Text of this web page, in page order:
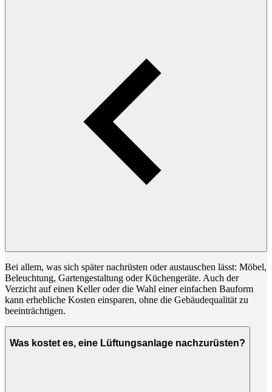
Bei allem, was sich später nachrüsten oder austauschen lässt: Möbel,
Beleuchtung, Gartengestaltung oder Küchengeräte. Auch der
Verzicht auf einen Keller oder die Wahl einer einfachen Bauform
kann erhebliche Kosten einsparen, ohne die Gebäudequalität zu
beeinträchtigen.
Was kostet es, eine Lüftungsanlage nachzurüsten?